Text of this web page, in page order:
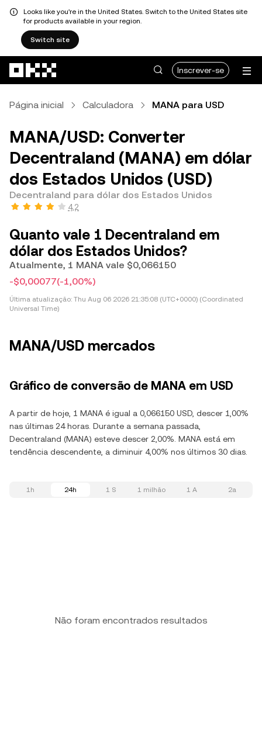
Looks like you're in the United States. Switch to the United States site
for products available in your region.
Switch site
Inscrever-se
Página inicial Calculadora MANA para USD
MANA/USD: Converter
Decentraland (MANA) em dólar
dos Estados Unidos (USD)
Decentraland para dólar dos Estados Unidos
4,2
Quanto vale 1 Decentraland em
dólar dos Estados Unidos?
Atualmente, 1 MANA vale $0,066150
-$0,00077(-1,00%)
Última atualização: Thu Aug 06 2026 21:35:08 (UTC+0000) (Coordinated
Universal Time)
MANA/USD mercados
Gráfico de conversão de MANA em USD
A partir de hoje, 1 MANA é igual a 0,066150 USD, descer 1,00%
nas últimas 24 horas. Durante a semana passada,
Decentraland (MANA) esteve descer 2,00%. MANA está em
tendência descendente, a diminuir 4,00% nos últimos 30 dias.
1h 24h 1 S 1 milhão 1 A 2a
Não foram encontrados resultados